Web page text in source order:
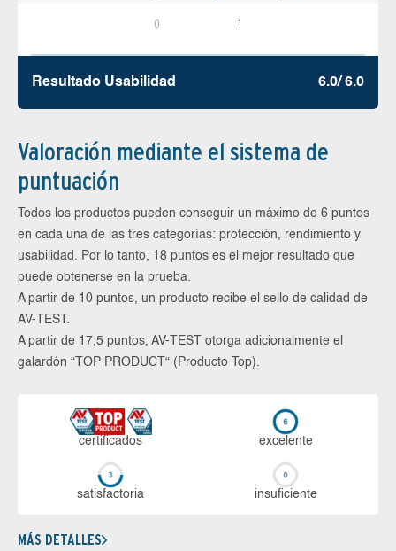
0 1
Resultado Usabilidad 6.0/ 6.0
Valoración mediante el sistema de
puntuación
Todos los productos pueden conseguir un máximo de 6 puntos
en cada una de las tres categorías: protección, rendimiento y
usabilidad. Por lo tanto, 18 puntos es el mejor resultado que
puede obtenerse en la prueba.
A partir de 10 puntos, un producto recibe el sello de calidad de
AV-TEST.
A partir de 17,5 puntos, AV-TEST otorga adicionalmente el
galardón “TOP PRODUCT“ (Producto Top).
certi­ficados ex­ce­len­te
sa­tis­fac­to­ria in­su­fi­cien­te
MÁS DETALLES